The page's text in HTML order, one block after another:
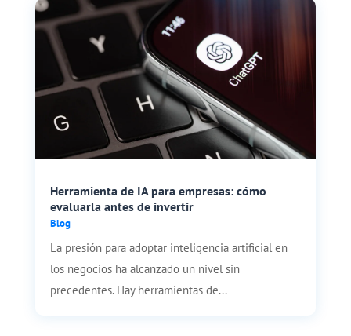
Herramienta de IA para empresas: cómo
evaluarla antes de invertir
Blog
La presión para adoptar inteligencia artificial en
los negocios ha alcanzado un nivel sin
precedentes. Hay herramientas de...